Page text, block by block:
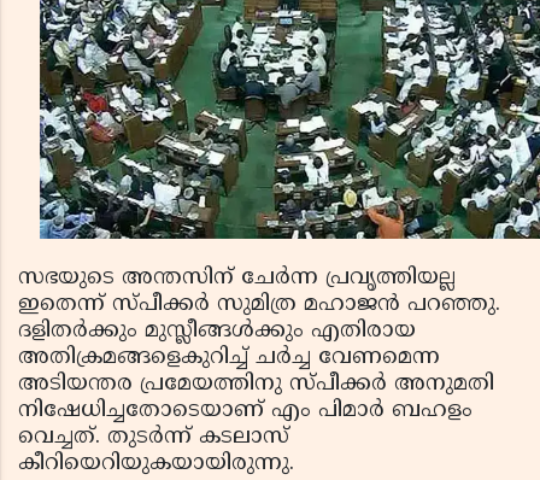
സഭയുടെ അന്തസിന് ചേര്‍ന്ന പ്രവൃത്തിയല്ല
ഇതെന്ന് സ്പീക്കര്‍ സുമിത്ര മഹാജന്‍ പറഞ്ഞു.
ദളിതര്‍ക്കും മുസ്ലീങ്ങള്‍ക്കും എതിരായ
അതിക്രമങ്ങളെകുറിച്ച് ചര്‍ച്ച വേണമെന്ന
അടിയന്തര പ്രമേയത്തിനു സ്പീക്കര്‍ അനുമതി
നിഷേധിച്ചതോടെയാണ് എം പിമാര്‍ ബഹളം
വെച്ചത്. തുടര്‍ന്ന് കടലാസ്
കീറിയെറിയുകയായിരുന്നു.